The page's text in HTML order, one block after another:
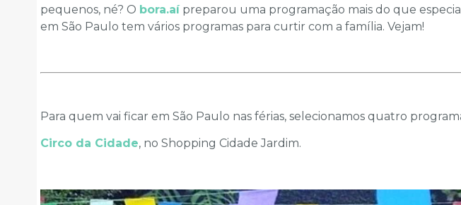
pequenos, né? O bora.aípreparou uma programação mais do que
em São Paulo tem vários programas para curtir com a família. Vejam!
Para quem vai ficar em São Paulo nas férias, selecionamos quatro
Circo da Cidade, no Shopping Cidade Jardim.